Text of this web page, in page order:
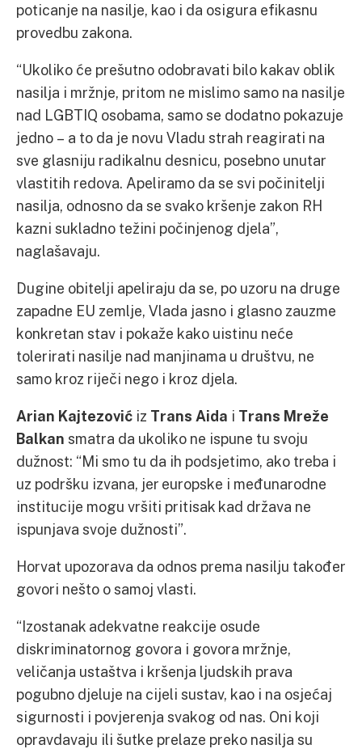
poticanje na nasilje, kao i da osigura efikasnu
provedbu zakona.
“Ukoliko će prešutno odobravati bilo kakav oblik
nasilja i mržnje, pritom ne mislimo samo na nasilje
nad LGBTIQ osobama, samo se dodatno pokazuje
jedno – a to da je novu Vladu strah reagirati na
sve glasniju radikalnu desnicu, posebno unutar
vlastitih redova. Apeliramo da se svi počinitelji
nasilja, odnosno da se svako kršenje zakon RH
kazni sukladno težini počinjenog djela”,
naglašavaju.
Dugine obitelji apeliraju da se, po uzoru na druge
zapadne EU zemlje, Vlada jasno i glasno zauzme
konkretan stav i pokaže kako uistinu neće
tolerirati nasilje nad manjinama u društvu, ne
samo kroz riječi nego i kroz djela.
Arian Kajtezović iz Trans Aida i Trans Mreže
Balkan smatra da ukoliko ne ispune tu svoju
dužnost: “Mi smo tu da ih podsjetimo, ako treba i
uz podršku izvana, jer europske i međunarodne
institucije mogu vršiti pritisak kad država ne
ispunjava svoje dužnosti”.
Horvat upozorava da odnos prema nasilju također
govori nešto o samoj vlasti.
“Izostanak adekvatne reakcije osude
diskriminatornog govora i govora mržnje,
veličanja ustaštva i kršenja ljudskih prava
pogubno djeluje na cijeli sustav, kao i na osjećaj
sigurnosti i povjerenja svakog od nas. Oni koji
opravdavaju ili šutke prelaze preko nasilja su